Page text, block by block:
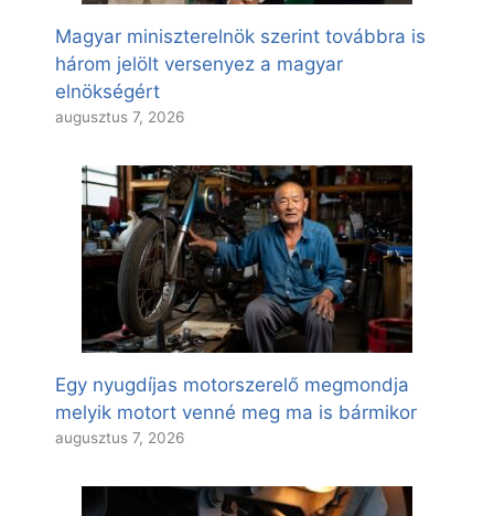
Magyar miniszterelnök szerint továbbra is
három jelölt versenyez a magyar
elnökségért
augusztus 7, 2026
Egy nyugdíjas motorszerelő megmondja
melyik motort venné meg ma is bármikor
augusztus 7, 2026